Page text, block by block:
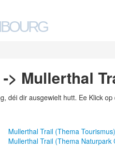
> Mullerthal
déi dir ausgewielt hutt. Ee Klick
Mullerthal Trail (Thema Tourismus)
Mullerthal Trail (Thema Naturpark